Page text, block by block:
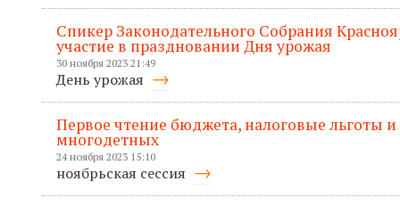
Спикер Законодательного Собрания
участие в праздновании Дня урожая
30 ноября 2023 21:49
День урожая
Первое чтение бюджета, налоговые льготы
многодетных
24 ноября 2023 15:10
ноябрьская сессия